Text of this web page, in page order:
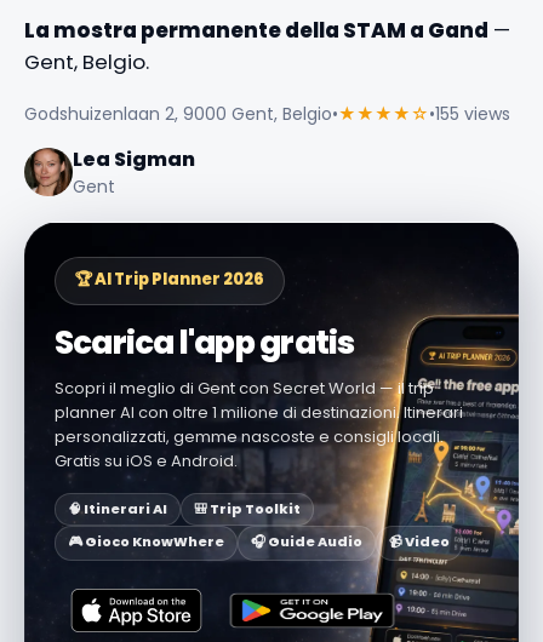
La mostra permanente della STAM a Gand —
Gent, Belgio.
Godshuizenlaan 2, 9000 Gent, Belgio•★★★★☆•155 views
Lea Sigman
Gent
🏆 AI Trip Planner 2026
Scarica l'app gratis
Scopri il meglio di Gent con Secret World — il trip
planner AI con oltre 1 milione di destinazioni. Itinerari
personalizzati, gemme nascoste e consigli locali.
Gratis su iOS e Android.
🧠 Itinerari AI
🎒 Trip Toolkit
🎮 Gioco KnowWhere
🎧 Guide Audio 📹 Video